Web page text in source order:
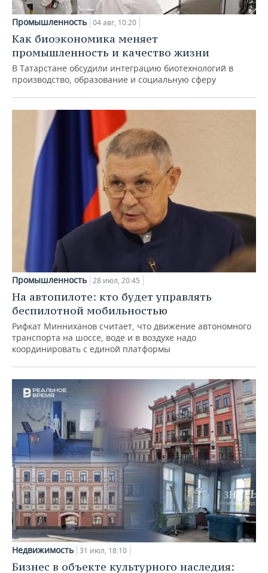
Промышленность 04 авг, 10:20
Как биоэкономика меняет
промышленность и качество жизни
В Татарстане обсудили интеграцию биотехнологий в
производство, образование и социальную сферу
Промышленность 28 июл, 20:45
На автопилоте: кто будет управлять
беспилотной мобильностью
Рифкат Минниханов считает, что движение автономного
транспорта на шоссе, воде и в воздухе надо
координировать с единой платформы
Недвижимость 31 июл, 18:10
Бизнес в объекте культурного наследия: